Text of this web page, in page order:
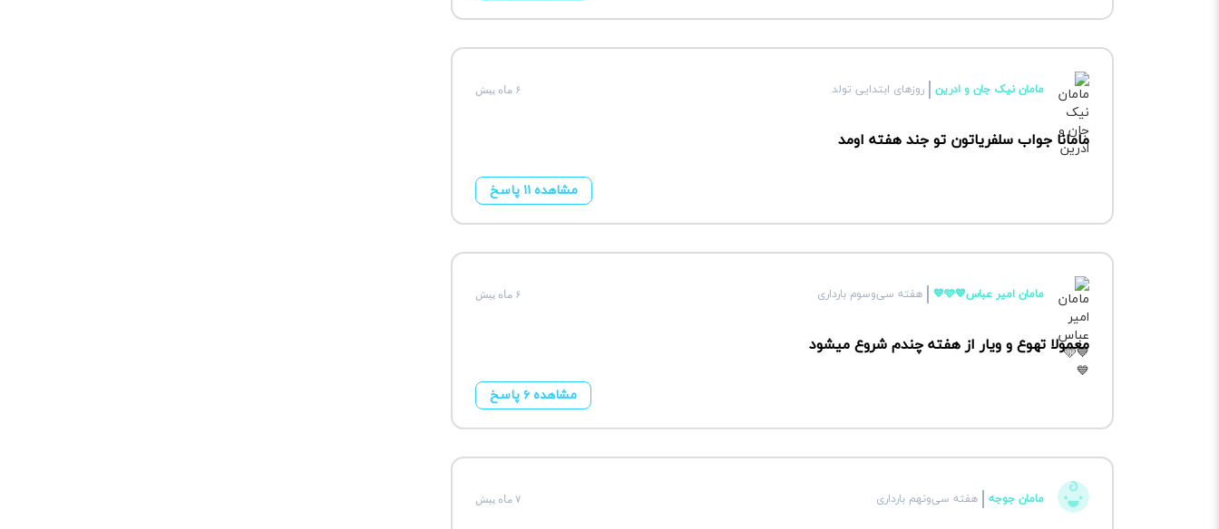
مامان نیک جان و ادرین روزهای ابتدایی تولد ۶ ماه پیش
مامانا جواب سلفریاتون تو جند هفته اومد
مشاهده ۱۱ پاسخ
مامان امیر عباس💙🩵💙 هفته سی‌وسوم بارداری ۶ ماه پیش
معمولا تهوع و ویار از هفته چندم شروع میشود
مشاهده ۶ پاسخ
مامان جوجه هفته سی‌ونهم بارداری ۷ ماه پیش